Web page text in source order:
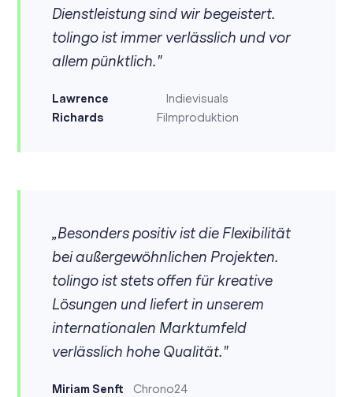
Dienstleistung sind wir begeistert.
tolingo ist immer verlässlich und vor
allem pünktlich."
Lawrence
Richards
Indievisuals
Filmproduktion
„Besonders positiv ist die Flexibilität
bei außergewöhnlichen Projekten.
tolingo ist stets offen für kreative
Lösungen und liefert in unserem
internationalen Marktumfeld
verlässlich hohe Qualität."
Miriam Senft Chrono24